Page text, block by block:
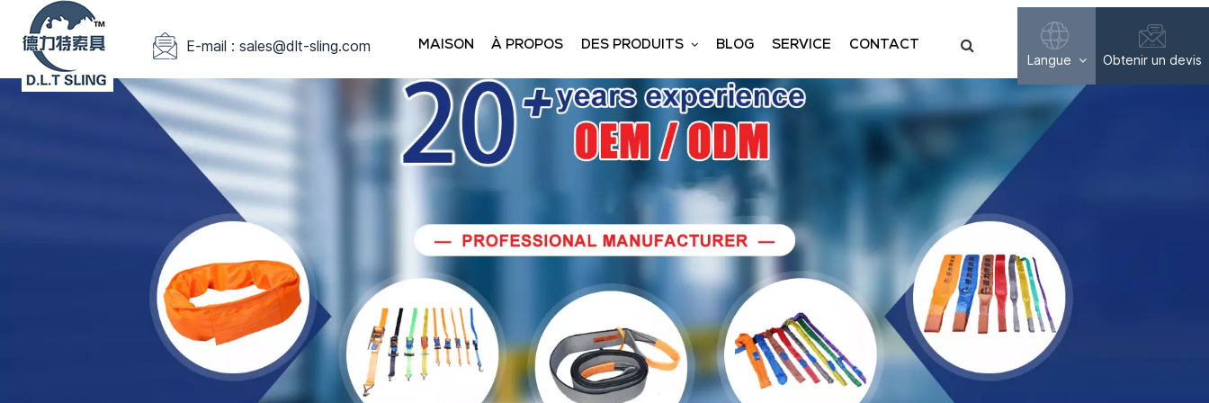
E-mail : sales@dlt-sling.com MAISON À PROPOS DES PRODUITS BLOG SERVICE CONTACT
Langue
Français
Русский
Español
عربي
Obtenir un devis